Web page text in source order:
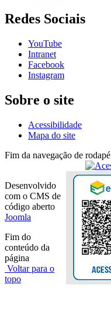
Redes Sociais
YouTube
Intranet
Facebook
Instagram
Sobre o site
Acessibilidade
Mapa do site
Fim da navegação de rodapé
Desenvolvido
com o CMS de
código aberto
Joomla
Fim do
conteúdo da
página
Voltar para o
topo